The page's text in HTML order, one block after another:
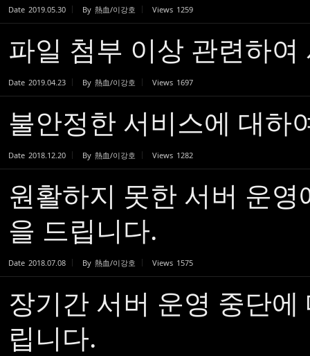
Date 2019.05.30 By 熱血/이강호 Views 1259
파일 첨부 이상 관련하
Date 2019.04.23 By 熱血/이강호 Views 1697
불안정한 서비스에 대하
Date 2018.12.20 By 熱血/이강호 Views 1282
원활하지 못한 서버 운
을 드립니다.
Date 2018.07.08 By 熱血/이강호 Views 1575
장기간 서버 운영 중단
립니다.